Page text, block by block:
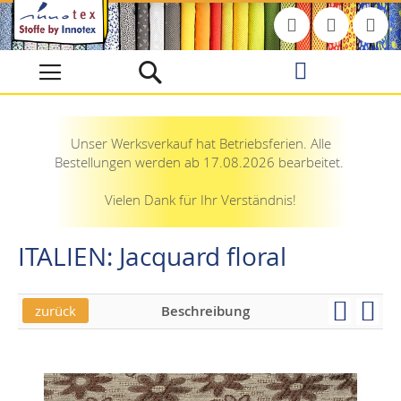
Direkt
zum
Inhalt
Unser Werksverkauf hat Betriebsferien. Alle
Bestellungen werden ab 17.08.2026 bearbeitet.
Vielen Dank für Ihr Verständnis!
ITALIEN: Jacquard floral
zurück Beschreibung